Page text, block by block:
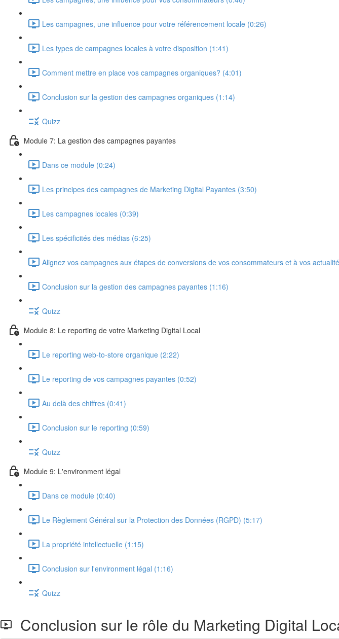
Les campagnes, une influence pour votre référencement locale (0:26)
Les types de campagnes locales à votre disposition (1:41)
Comment mettre en place vos campagnes organiques? (4:01)
Conclusion sur la gestion des campagnes organiques (1:14)
Quizz
Module 7: La gestion des campagnes payantes
Dans ce module (0:24)
Les principes des campagnes de Marketing Digital Payantes (3:50)
Les campagnes locales (0:39)
Les spécificités des médias (6:25)
Alignez vos campagnes aux étapes de conversions de vos consommateurs et à vos
Conclusion sur la gestion des campagnes payantes (1:16)
Quizz
Module 8: Le reporting de votre Marketing Digital Local
Le reporting web-to-store organique (2:22)
Le reporting de vos campagnes payantes (0:52)
Au delà des chiffres (0:41)
Conclusion sur le reporting (0:59)
Quizz
Module 9: L'environment légal
Dans ce module (0:40)
Le Règlement Général sur la Protection des Données (RGPD) (5:17)
La propriété intellectuelle (1:15)
Conclusion sur l'environment légal (1:16)
Quizz
Conclusion sur le rôle du Marketing Digital